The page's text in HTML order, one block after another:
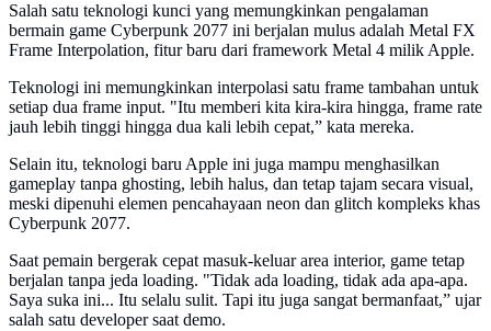
Salah satu teknologi kunci yang memungkinkan pengalaman
bermain game Cyberpunk 2077 ini berjalan mulus adalah Metal FX
Frame Interpolation, fitur baru dari framework Metal 4 milik Apple.
Teknologi ini memungkinkan interpolasi satu frame tambahan untuk
setiap dua frame input. "Itu memberi kita kira-kira hingga, frame rate
jauh lebih tinggi hingga dua kali lebih cepat,” kata mereka.
Selain itu, teknologi baru Apple ini juga mampu menghasilkan
gameplay tanpa ghosting, lebih halus, dan tetap tajam secara visual,
meski dipenuhi elemen pencahayaan neon dan glitch kompleks khas
Cyberpunk 2077.
Saat pemain bergerak cepat masuk-keluar area interior, game tetap
berjalan tanpa jeda loading. "Tidak ada loading, tidak ada apa-apa.
Saya suka ini... Itu selalu sulit. Tapi itu juga sangat bermanfaat,” ujar
salah satu developer saat demo.